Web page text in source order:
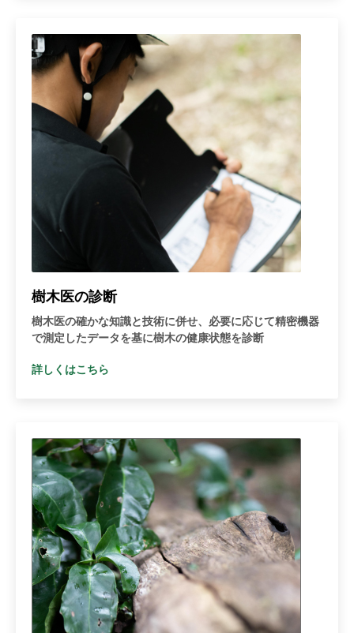
樹木医の診断
樹木医の確かな知識と技術に併せ、必要に応じて精密機器
で測定したデータを基に樹木の健康状態を診断
詳しくはこちら